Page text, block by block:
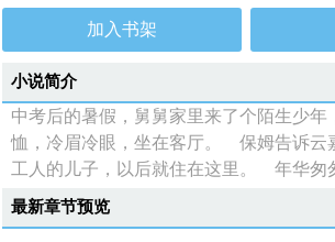
加入书架
小说简介
中考后的暑假，舅舅家里来了个陌生少年
恤，冷眉冷眼，坐在客厅。 保姆告诉云
工人的儿子，以后就住在这里。 年华匆
最新章节预览